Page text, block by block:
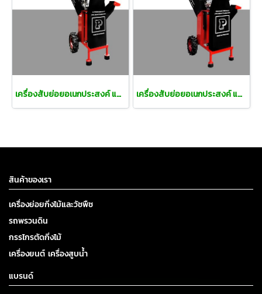
เครื่องสับย่อยอเนกประสงค์ แบบ 2 ระบบ เครื่องสับย่อยอเนกประสงค์ แบบ 2 ระบบ
สินค้าของเรา
เครื่องย่อยกิ่งไม้และวัชพืช
รถพรวนดิน
กรรไกรตัดกิ่งไม้
เครื่องยนต์ เครื่องสูบน้ำ
แบรนด์